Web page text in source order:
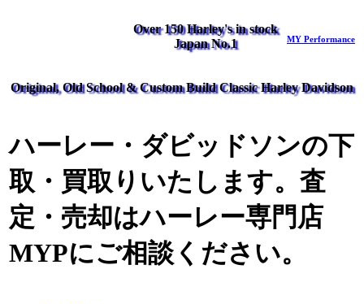
Over 150 Harley's in stock
Japan No.1
MY Performance
Original, Old School & Custom Build Classic Harley Davidson
ハーレー・ダビッドソンの下
取・買取りいたします。査
定・売却はハーレー専門店
MYPにご相談ください。